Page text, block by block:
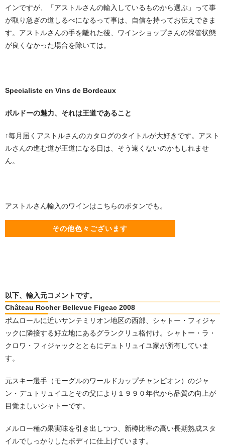
インですが、「アストルさんの輸入しているものから選ぶ」って事
が取り急ぎの道しるべになるって事は、自信を持ってお伝えできま
す。アストルさんの手を離れた後、ワインショップさんの保管状態
が良くなかった場合を除いては。
Specialiste en Vins de Bordeaux
ボルドーの魅力、それは王道であること
↑毎月届くアストルさんのカタログのタイトルが大好きです。アスト
ルさんの進む道が王道になる日は、そう遠くないのかもしれませ
ん。
アストルさん輸入のワインはこちらのボタンでも。
その他色々ございます
以下、輸入元コメントです。
Château Rocher Bellevue Figeac 2008
ポムロールに近いサンテミリオン地区の西部、シャトー・フィジャ
ックに隣接する好立地にあるグランクリュ格付け。シャトー・ラ・
クロワ・フィジャックとともにデュトリュイユ家が所有していま
す。
元スキー選手（モーグルのワールドカップチャンピオン）のジャ
ン・デュトリュイユとその父により１９９０年代から品質の向上が
目覚ましいシャトーです。
メルロー種の果実味を引き出しつつ、新樽比率の高い長期熟成スタ
イルでしっかりしたボディに仕上げています。